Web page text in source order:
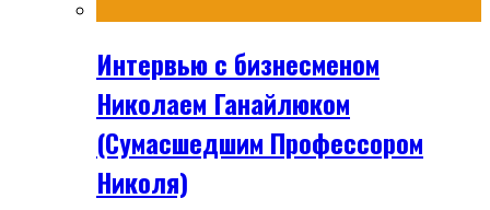
Интервью с бизнесменом
Николаем Ганайлюком
(Сумасшедшим Профессором
Николя)